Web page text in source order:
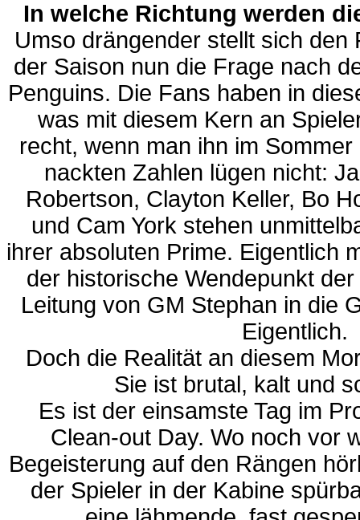
In welche Richtung werden
Umso drängender stellt sich den
der Saison nun die Frage nach
Penguins. Die Fans haben in
was mit diesem Kern an
recht, wenn man ihn im
nackten Zahlen lügen nicht:
Robertson, Clayton Keller, Bo
und Cam York stehen
ihrer absoluten Prime. Eigentlich
der historische Wendepunkt
Leitung von GM Stephan in die
Eigentlich.
Doch die Realität an diesem
Sie ist brutal, kalt und
Es ist der einsamste Tag im
Clean-out Day. Wo noch vor
Begeisterung auf den Rängen
der Spieler in der Kabine